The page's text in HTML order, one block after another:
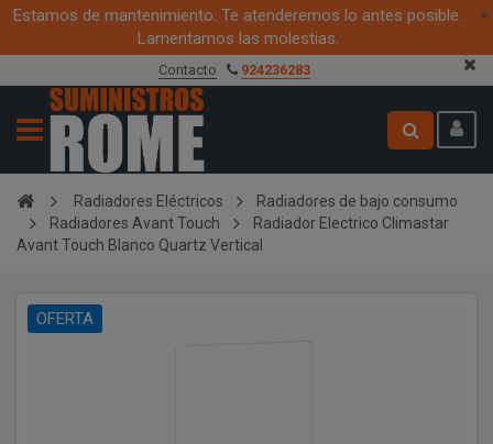
Estamos de mantenimiento. Te atenderemos lo antes posible.
Lamentamos las molestias.
×
Contacto 924236283
Radiadores Eléctricos
Radiadores de bajo consumo
Radiadores Avant Touch
Radiador Electrico Climastar
Avant Touch Blanco Quartz Vertical
OFERTA